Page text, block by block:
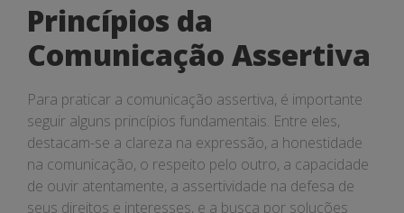
Princípios da
Comunicação Assertiva
Para praticar a comunicação assertiva, é importante
seguir alguns princípios fundamentais. Entre eles,
destacam-se a clareza na expressão, a honestidade
na comunicação, o respeito pelo outro, a capacidade
de ouvir atentamente, a assertividade na defesa de
seus direitos e interesses, e a busca por soluções